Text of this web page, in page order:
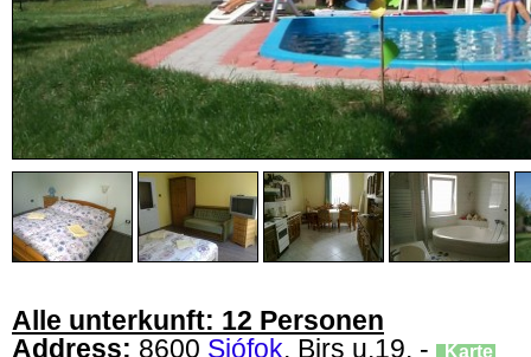
Alle unterkunft: 12 Personen
Address: 8600 Siófok, Birs u.19. - Karte